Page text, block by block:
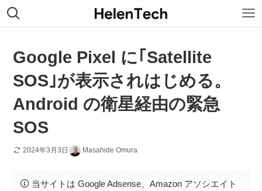
Google Pixel に｢Satellite
SOS｣が表示されはじめる。
Android の衛星経由の緊急
SOS
2024年3月3日 Masahide Omura
当サイトは Google Adsense、Amazon アソシエイト